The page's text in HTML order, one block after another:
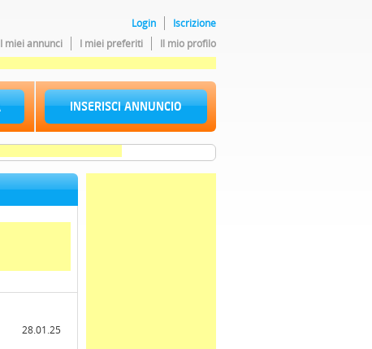
Iscrizione
Login
Il mio profilo
I miei preferiti
I miei annunci
INSERISCI ANNUNCIO
28.01.25